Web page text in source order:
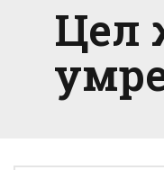
Цел